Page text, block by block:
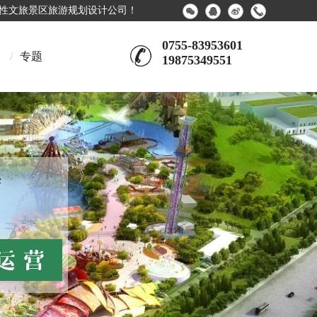
文旅景区旅游规划设计公司！
/ 专题
0755-83953601
19875349551